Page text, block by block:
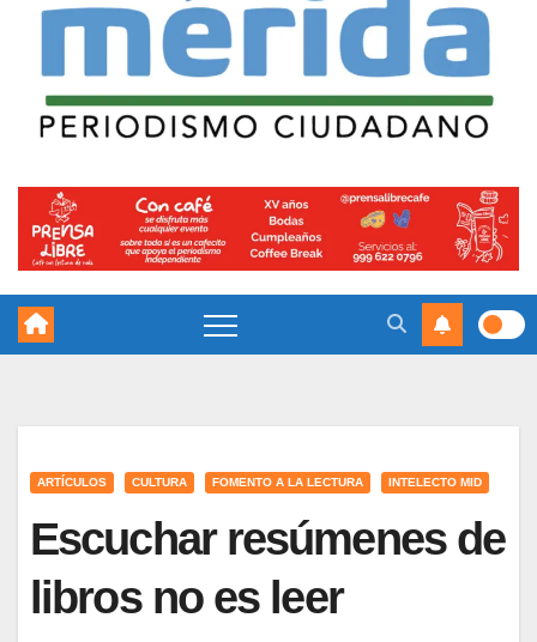
ARTÍCULOS CULTURA FOMENTO A LA LECTURA INTELECTO MID
Escuchar resúmenes de
libros no es leer